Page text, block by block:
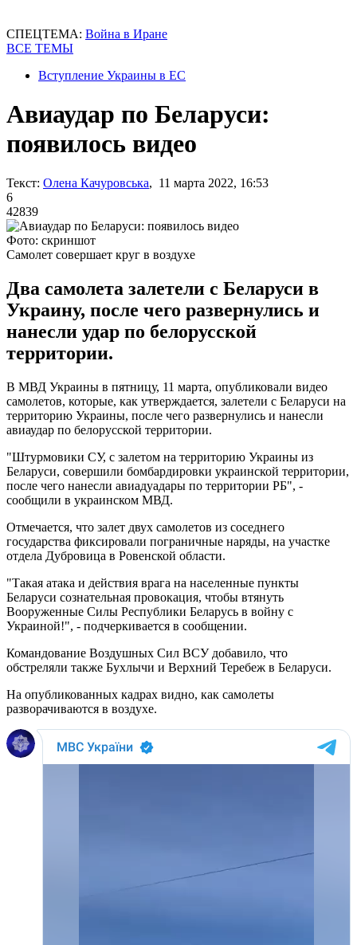
СПЕЦТЕМА: Война в Иране
ВСЕ ТЕМЫ
Вступление Украины в ЕС
Авиаудар по Беларуси:
появилось видео
Текст: Олена Качуровська, 11 марта 2022, 16:53
6
42839
Фото: скриншот
Самолет совершает круг в воздухе
Два самолета залетели с Беларуси в
Украину, после чего развернулись и
нанесли удар по белорусской
территории.
В МВД Украины в пятницу, 11 марта, опубликовали видео
самолетов, которые, как утверждается, залетели с Беларуси на
территорию Украины, после чего развернулись и нанесли
авиаудар по белорусской территории.
"Штурмовики СУ, с залетом на территорию Украины из
Беларуси, совершили бомбардировки украинской территории,
после чего нанесли авиадуадары по территории РБ", -
сообщили в украинском МВД.
Отмечается, что залет двух самолетов из соседнего
государства фиксировали пограничные наряды, на участке
отдела Дубровица в Ровенской области.
"Такая атака и действия врага на населенные пункты
Беларуси сознательная провокация, чтобы втянуть
Вооруженные Силы Республики Беларусь в войну с
Украиной!", - подчеркивается в сообщении.
Командование Воздушных Сил ВСУ добавило, что
обстреляли также Бухлычи и Верхний Теребеж в Беларуси.
На опубликованных кадрах видно, как самолеты
разворачиваются в воздухе.